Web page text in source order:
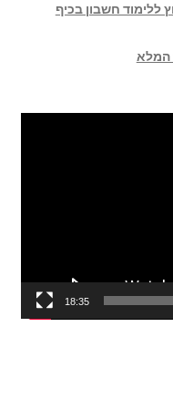
ללימוד חשבון בכיף
18:35